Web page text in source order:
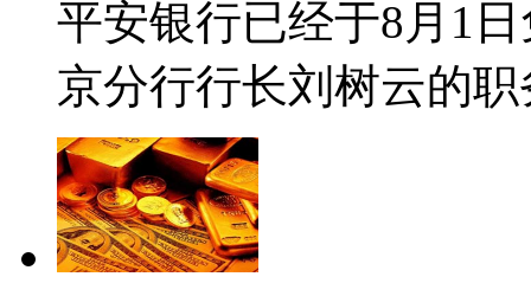
平安银行已经于8月1
京分行行长刘树云的